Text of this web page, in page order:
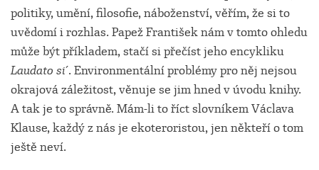
politiky, umění, filosofie, náboženství, věřím, že si to
uvědomí i rozhlas. Papež František nám v tomto ohledu
může být příkladem, stačí si přečíst jeho encykliku
Laudato si´. Environmentální problémy pro něj nejsou
okrajová záležitost, věnuje se jim hned v úvodu knihy.
A tak je to správně. Mám-li to říct slovníkem Václava
Klause, každý z nás je ekoteroristou, jen někteří o tom
ještě neví.